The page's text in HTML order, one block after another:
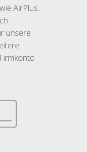
AirPlus.
unsere